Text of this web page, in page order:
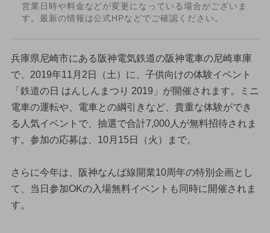
営業日時や料金などが変更になっている場合がございま
す。最新の情報は公式HPなどでご確認ください。
兵庫県尼崎市にある阪神電気鉄道の阪神電車の尼崎車庫
で、2019年11月2日（土）に、子供向けの体験イベント
「鉄道の日 はんしんまつり 2019」が開催されます。ミニ
電車の運転や、電車との綱引きなど、貴重な体験ができ
る人気イベントで、抽選で合計7,000人が無料招待されま
す。参加の応募は、10月15日（火）まで。
さらに今年は、阪神なんば線開業10周年の特別企画とし
て、当日参加OKの入場無料イベントも同時に開催されま
す。